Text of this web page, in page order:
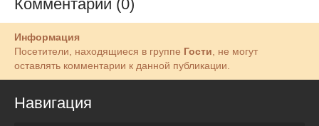
Комментарии (0)
Информация
Посетители, находящиеся в группе Гости, не могут
оставлять комментарии к данной публикации.
Навигация